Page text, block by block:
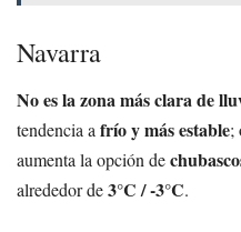
Navarra
No es la zona más clara de
tendencia a frío y más estable;
aumenta la opción de
alrededor de3°C / -3°C.